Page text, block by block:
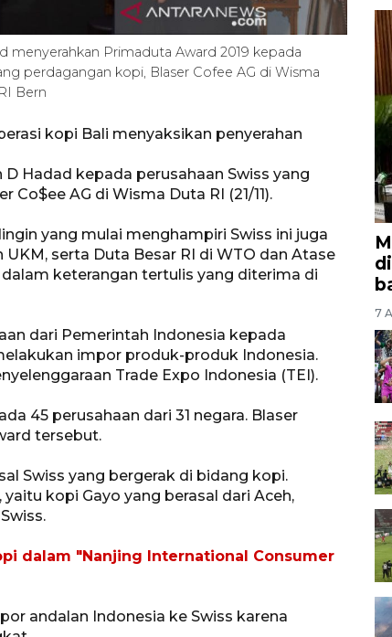
menyerahkan Primaduta Award 2019 kepada
perdagangan kopi, Blaser Cofee AG di Wisma
Bern
kopi Bali menyaksikan penyerahan
Hadad kepada perusahaan Swiss yang
AG di Wisma Duta RI (21/11).
yang mulai menghampiri Swiss ini juga
serta Duta Besar RI di WTO dan Atase
keterangan tertulis yang diterima di
dari Pemerintah Indonesia kepada
impor produk-produk Indonesia.
Trade Expo Indonesia (TEI).
45 perusahaan dari 31 negara. Blaser
tersebut.
Swiss yang bergerak di bidang kopi.
kopi Gayo yang berasal dari Aceh,
dalam "Nanjing International Consumer
andalan Indonesia ke Swiss karena
7